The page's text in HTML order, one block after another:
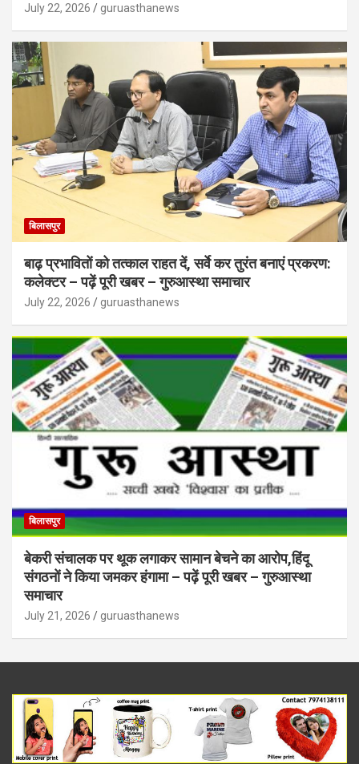
July 22, 2026 guruasthanews
बिलासपुर
बाढ़ प्रभावितों को तत्काल राहत दें, सर्वे कर तुरंत बनाएं प्रकरण:
कलेक्टर – पढ़ें पूरी खबर – गुरुआस्था समाचार
July 22, 2026 guruasthanews
बिलासपुर
बेकरी संचालक पर थूक लगाकर सामान बेचने का आरोप,हिंदू
संगठनों ने किया जमकर हंगामा – पढ़ें पूरी खबर – गुरुआस्था
समाचार
July 21, 2026 guruasthanews